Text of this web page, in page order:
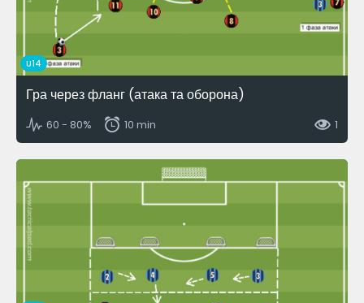
U14
Гра через фланг (атака та оборона)
60 - 80% 10 min 1